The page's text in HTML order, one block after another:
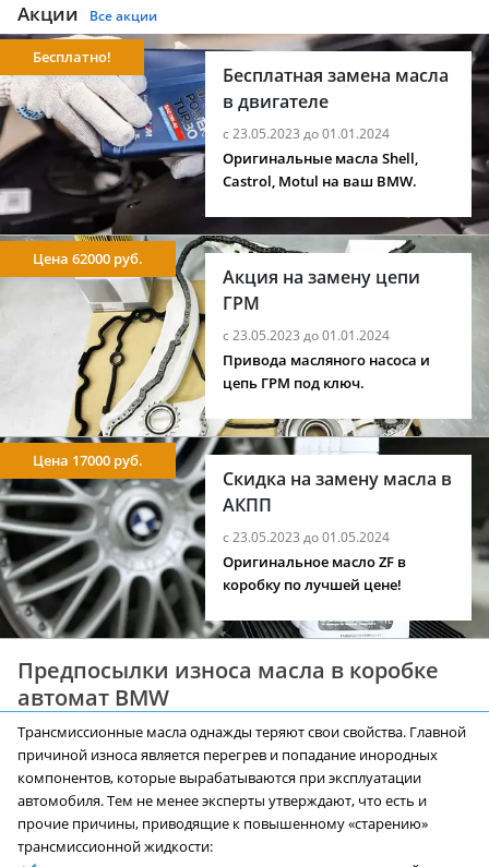
Акции Все акции
Бесплатная замена масла
в двигателе
с 23.05.2023 до 01.01.2024
Бесплатно!
Оригинальные масла Shell,
Castrol, Motul на ваш BMW.
Акция на замену цепи
ГРМ
с 23.05.2023 до 01.01.2024
Цена 62000 руб.
Привода масляного насоса и
цепь ГРМ под ключ.
Скидка на замену масла в
АКПП
с 23.05.2023 до 01.05.2024
Цена 17000 руб.
Оригинальное масло ZF в
коробку по лучшей цене!
Предпосылки износа масла в коробке
автомат BMW
Трансмиссионные масла однажды теряют свои свойства. Главной
причиной износа является перегрев и попадание инородных
компонентов, которые вырабатываются при эксплуатации
автомобиля. Тем не менее эксперты утверждают, что есть и
прочие причины, приводящие к повышенному «старению»
трансмиссионной жидкости: